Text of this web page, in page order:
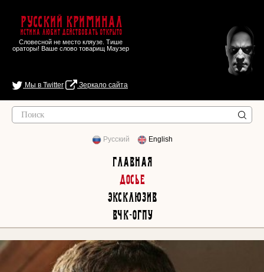
Русский Криминал
Истина любит действовать открыто
Словесной не место кляузе. Тише
ораторы! Ваше слово товарищ Маузер
Мы в Twitter Зеркало сайта
Русский English
Главная
Досье
Эксклюзив
ВЧК-ОГПУ